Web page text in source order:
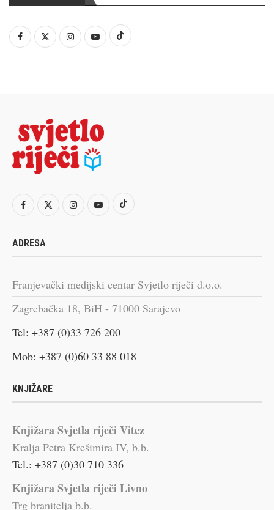
ADRESA
Franjevački medijski centar Svjetlo riječi d.o.o.
Zagrebačka 18, BiH - 71000 Sarajevo
Tel: +387 (0)33 726 200
Mob: +387 (0)60 33 88 018
KNJIŽARE
Knjižara Svjetla riječi Vitez
Kralja Petra Krešimira IV, b.b.
Tel.: +387 (0)30 710 336
Knjižara Svjetla riječi Livno
Trg branitelja b.b.